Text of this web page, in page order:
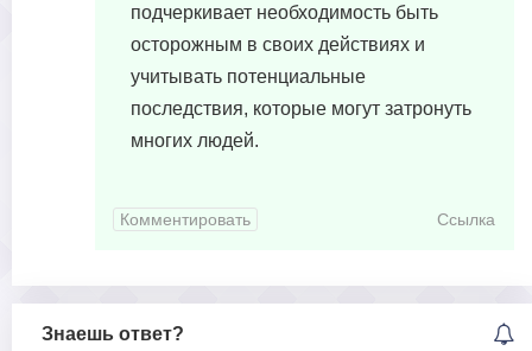
подчеркивает необходимость быть
осторожным в своих действиях и
учитывать потенциальные
последствия, которые могут затронуть
многих людей.
Комментировать Ссылка
Знаешь ответ?